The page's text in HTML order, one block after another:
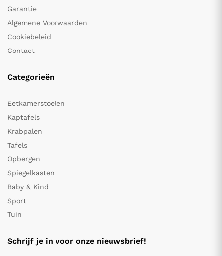
Garantie
Algemene Voorwaarden
Cookiebeleid
Contact
Categorieën
Eetkamerstoelen
Kaptafels
Krabpalen
Tafels
Opbergen
Spiegelkasten
Baby & Kind
Sport
Tuin
Schrijf je in voor onze nieuwsbrief!